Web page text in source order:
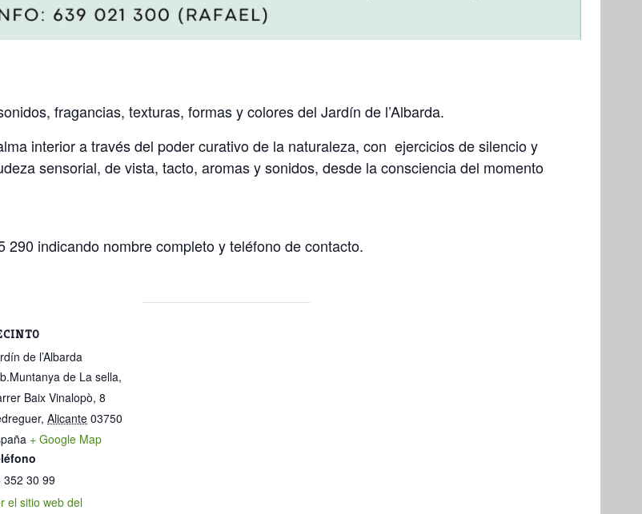
fragancias, texturas, formas y colores del Jardín de l’Albarda.
interior a través del poder curativo de la naturaleza, con ejercicios de silencio y
sensorial, de vista, tacto, aromas y sonidos, desde la consciencia del momento
290 indicando nombre completo y teléfono de contacto.
de l’Albarda
de La sella,
Baix Vinalopò, 8
, Alicante 03750
+ Google Map
352 30 99
el sitio web del